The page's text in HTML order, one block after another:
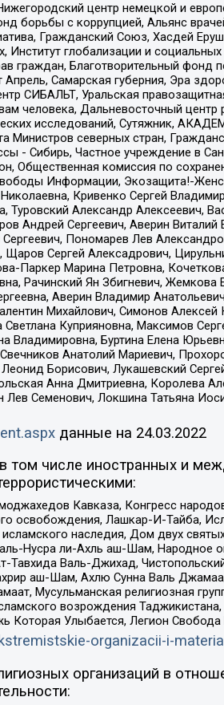
центр немецкой и
борьбы с коррупцией, Альянс
Гражданский Союз, Хасдей
глобализации и
граждан, Благотворительный
Апрель, Самарская губерния, Эра
СИБАЛЬТ, Уральская
человека, Дальневосточный центр
исследований, Сутяжник,
Министров северных стран,
- Сибирь, Частное учреждение в
Общественная комиссия по
Информации, Экозащита!-
Кривенко Сергей
Александр Алексеевич,
Андрей Сергеевич, Аверин
Пономарев Лев
Сергей Алексадрович,
Паркер Марина Петровна,
Рачинский Ян Збигневич,
Аверин Владимир
Михайлович, Симонов
Куприяновна, Максимов
Владимировна, Буртина Елена
Анатолий Мариевич,
Борисович, Лукашевский
Анна Дмитриевна, Королева
Лев Семенович, Локшина Татьяна
данные на 24.03.2022
числе иностранных и
Кавказа, Конгресс
освобождения, Лашкар-И-Тайба,
наследия, Дом двух
Нусра ли-Ахль аш-Шам, Народное
Валь-Джихад,
аш-Шам, Ахлю Сунна Валь
Мусульманская религиозная
возрождения
Улыбается, Легион
organizacii-i-
организаций в